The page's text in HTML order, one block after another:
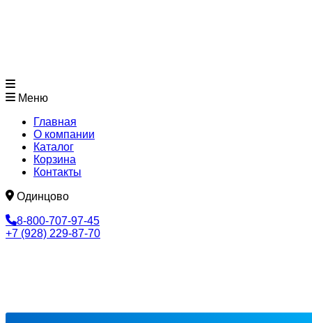
Меню
Главная
О компании
Каталог
Корзина
Контакты
Одинцово
8-800-707-97-45
+7 (928) 229-87-70